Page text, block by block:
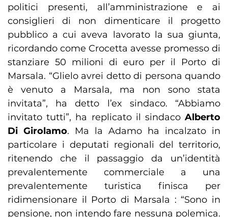
politici presenti, all’amministrazione e ai
consiglieri di non dimenticare il progetto
pubblico a cui aveva lavorato la sua giunta,
ricordando come Crocetta avesse promesso di
stanziare 50 milioni di euro per il Porto di
Marsala. “Glielo avrei detto di persona quando
è venuto a Marsala, ma non sono stata
invitata”, ha detto l’ex sindaco. “Abbiamo
invitato tutti”, ha replicato il sindaco Alberto
Di Girolamo. Ma la Adamo ha incalzato in
particolare i deputati regionali del territorio,
ritenendo che il passaggio da un’identità
prevalentemente commerciale a una
prevalentemente turistica finisca per
ridimensionare il Porto di Marsala : “Sono in
pensione, non intendo fare nessuna polemica.